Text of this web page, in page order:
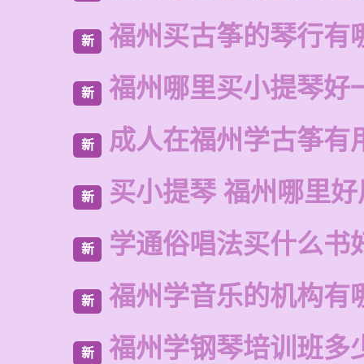
新 福州买古筝的琴行有
新 福州哪里买小提琴好
新 成人在福州学古筝有
新 买小提琴 福州哪里
新 学通俗唱法买什么书
新 福州学音乐的机构有
新 福州学钢琴培训班多